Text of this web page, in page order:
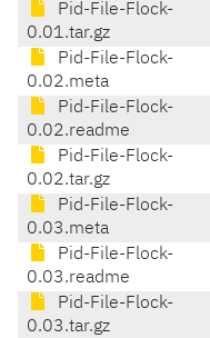
Pid-File-Flock-
0.01.tar.gz
Pid-File-Flock-
0.02.meta
Pid-File-Flock-
0.02.readme
Pid-File-Flock-
0.02.tar.gz
Pid-File-Flock-
0.03.meta
Pid-File-Flock-
0.03.readme
Pid-File-Flock-
0.03.tar.gz